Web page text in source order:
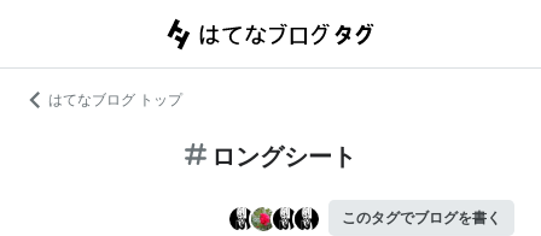
はてなブログ トップ
ロングシート
このタグでブログを書く